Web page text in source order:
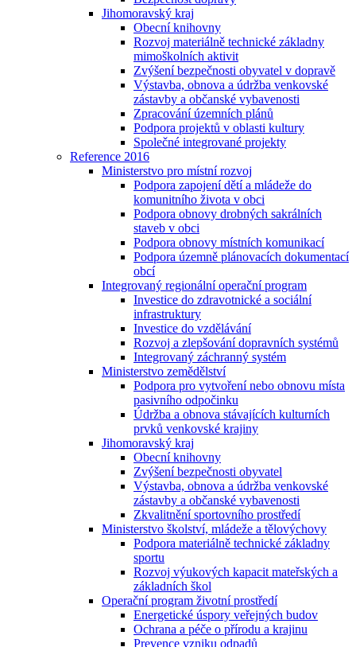
Jihomoravský kraj
Obecní knihovny
Rozvoj materiálně technické základny
mimoškolních aktivit
Zvýšení bezpečnosti obyvatel v dopravě
Výstavba, obnova a údržba venkovské
zástavby a občanské vybavenosti
Zpracování územních plánů
Podpora projektů v oblasti kultury
Společné integrované projekty
Reference 2016
Ministerstvo pro místní rozvoj
Podpora zapojení dětí a mládeže do
komunitního života v obci
Podpora obnovy drobných sakrálních
staveb v obci
Podpora obnovy místních komunikací
Podpora územně plánovacích dokumentací
obcí
Integrovaný regionální operační program
Investice do zdravotnické a sociální
infrastruktury
Investice do vzdělávání
Rozvoj a zlepšování dopravních systémů
Integrovaný záchranný systém
Ministerstvo zemědělství
Podpora pro vytvoření nebo obnovu místa
pasivního odpočinku
Údržba a obnova stávajících kulturních
prvků venkovské krajiny
Jihomoravský kraj
Obecní knihovny
Zvýšení bezpečnosti obyvatel
Výstavba, obnova a údržba venkovské
zástavby a občanské vybavenosti
Zkvalitnění sportovního prostředí
Ministerstvo školství, mládeže a tělovýchovy
Podpora materiálně technické základny
sportu
Rozvoj výukových kapacit mateřských a
základních škol
Operační program životní prostředí
Energetické úspory veřejných budov
Ochrana a péče o přírodu a krajinu
Prevence vzniku odpadů